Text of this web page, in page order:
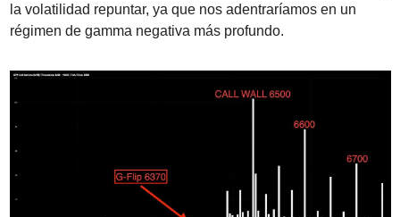
la volatilidad repuntar, ya que nos adentraríamos en un
régimen de gamma negativa más profundo.